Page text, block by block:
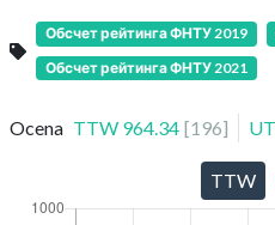
Обсчет рейтинга ФНТУ 2019
Обсчет рейтинга ФНТУ 2021
Ocena TTW 964.34 [196]
TTW